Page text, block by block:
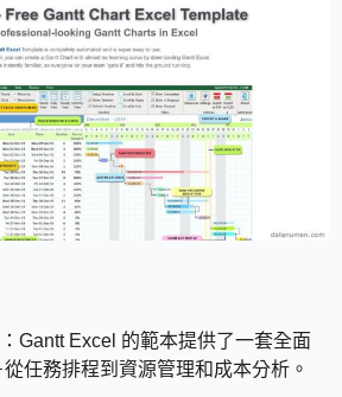
Gantt Excel 的範本提供了一套全面
任務排程到資源管理和成本分析。